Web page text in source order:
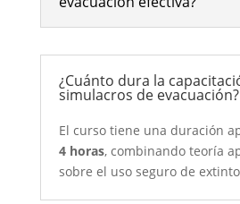
¿Cuánto dura la
simulacros de evacuación?
El curso tiene una duración
4 horas, combinando teoría
sobre el uso seguro de